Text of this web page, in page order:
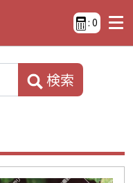
: 0
検索